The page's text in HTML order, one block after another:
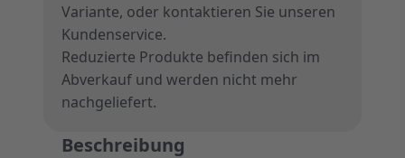
Variante, oder kontaktieren Sie unseren
Kundenservice.
Reduzierte Produkte befinden sich im
Abverkauf und werden nicht mehr
nachgeliefert.
Beschreibung